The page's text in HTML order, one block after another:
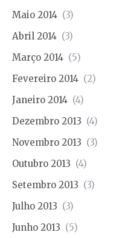
Maio 2014 (3)
Abril 2014 (3)
Março 2014 (5)
Fevereiro 2014 (2)
Janeiro 2014 (4)
Dezembro 2013 (4)
Novembro 2013 (3)
Outubro 2013 (4)
Setembro 2013 (3)
Julho 2013 (3)
Junho 2013 (5)